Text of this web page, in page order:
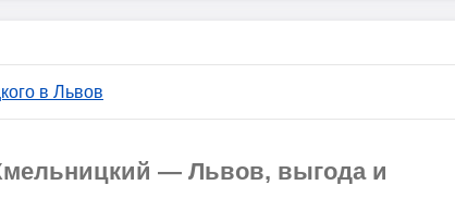
в Львов
— Львов, выгода и